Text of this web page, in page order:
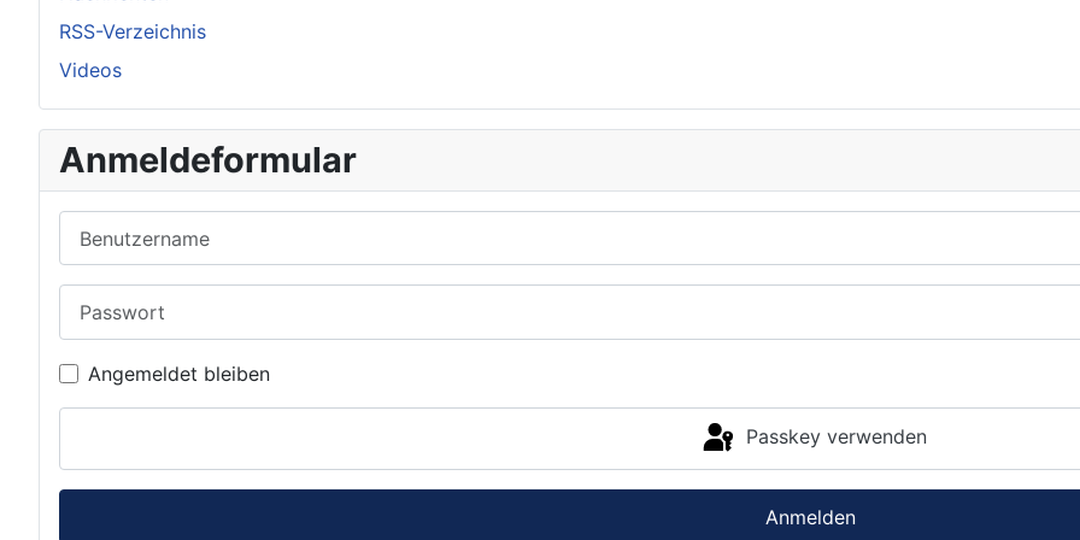
RSS-Verzeichnis
Videos
Anmeldeformular
Angemeldet bleiben
Passkey verwenden
Anmelden